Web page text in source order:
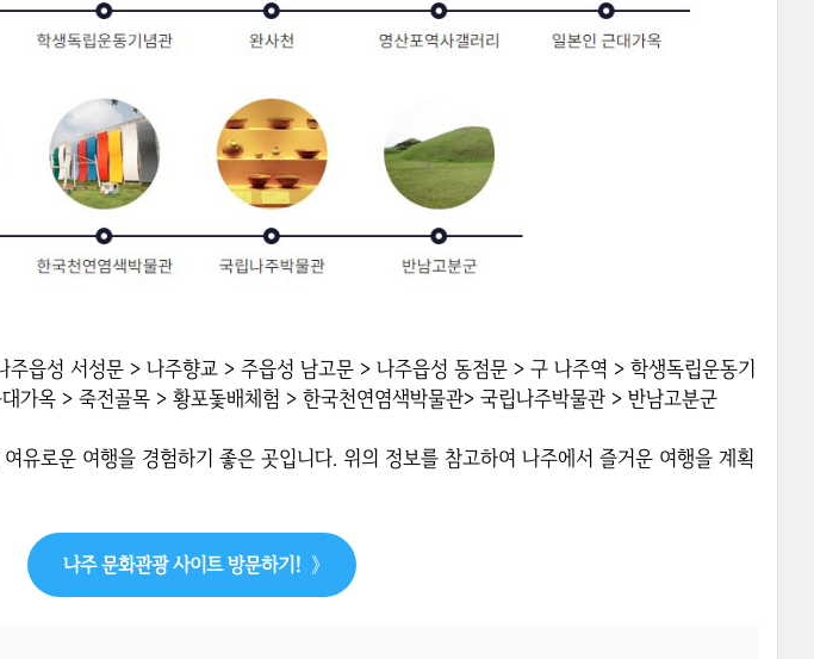
읍성 서성문 > 나주향교 > 주읍성 남고문 > 나주읍성 동점문 > 구 나주역 > 학생독립운동기
가옥 > 죽전골목 > 황포돛배체험 > 한국천연염색박물관> 국립나주박물관 > 반남고분군
유로운 여행을 경험하기 좋은 곳입니다. 위의 정보를 참고하여 나주에서 즐거운 여행을 계획
나주 문화관광 사이트 방문하기! 》